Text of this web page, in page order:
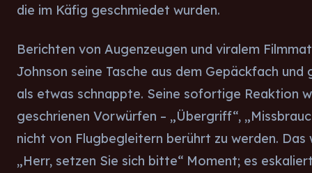
die im Käfig geschmiedet wurden.
Berichten von Augenzeugen und viralem
Johnson seine Tasche aus dem Gepäckfach und
als etwas schnappte. Seine sofortige Reaktion
geschrienen Vorwürfen – „Übergriff“,
nicht von Flugbegleitern berührt zu werden.
„Herr, setzen Sie sich bitte“ Moment; es